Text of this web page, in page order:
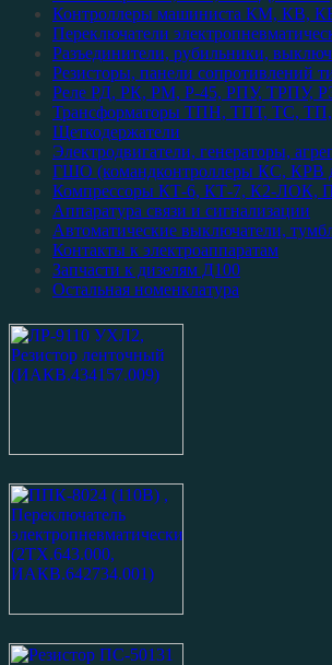
Контроллеры машиниста КМ, КВ,
Переключатели
Разъединители, рубильники,
Резисторы, панели сопротивлений
Реле РД, РК, РМ, Р-45, РПУ, ТРПУ,
Трансформаторы ТПН, ТПТ, ТС,
Щеткодержатели
Электродвигатели, генераторы,
ГШО (командконтроллеры КС, КРВ
Компрессоры КТ-6, КТ-7, К2-ЛОК,
Аппаратура связи и сигнализации
Автоматические выключатели,
Контакты к электроаппаратам
Запчасти к дизелям Д100
Остальная номенклатура